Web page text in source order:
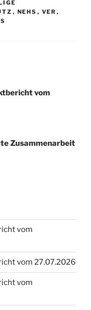
, NEHS , VER ,
vom
Zusammenarbeit
vom
vom 27.07.2026
vom